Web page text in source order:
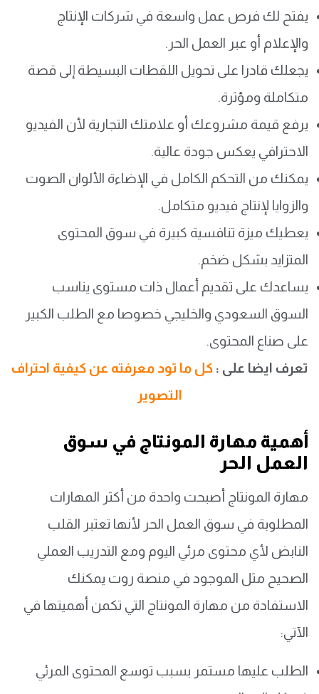
يفتح لك فرص عمل واسعة في شركات الإنتاج
والإعلام أو عبر العمل الحر.
يجعلك قادرا على تحويل اللقطات البسيطة إلى قصة
متكاملة ومؤثرة.
يرفع قيمة مشروعك أو علامتك التجارية لأن الفيديو
الاحترافي يعكس جودة عالية.
يمكنك من التحكم الكامل في الإضاءة الألوان الصوت
والزوايا لإنتاج فيديو متكامل.
يعطيك ميزة تنافسية كبيرة في سوق المحتوى
المتزايد بشكل ضخم.
يساعدك على تقديم أعمال ذات مستوى يناسب
السوق السعودي والخليجي خصوصا مع الطلب الكبير
على صناع المحتوى.
تعرف ايضا على : كل ما تود معرفته عن كيفية احتراف
التصوير
أهمية مهارة المونتاج في سوق
العمل الحر
مهارة المونتاج أصبحت واحدة من أكثر المهارات
المطلوبة في سوق العمل الحر لأنها تعتبر القلب
النابض لأي محتوى مرئي اليوم ومع التدريب العملي
الصحيح مثل الموجود في منصة روت يمكنك
الاستفادة من مهارة المونتاج التي تكمن أهميتها في
الآتي:
الطلب عليها مستمر بسبب توسع المحتوى المرئي